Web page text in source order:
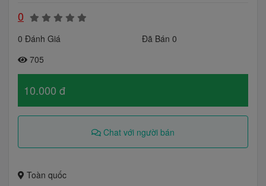
0
0 Đánh Giá
Đã Bán 0
705
10.000 đ
Chat với người bán
Toàn quốc